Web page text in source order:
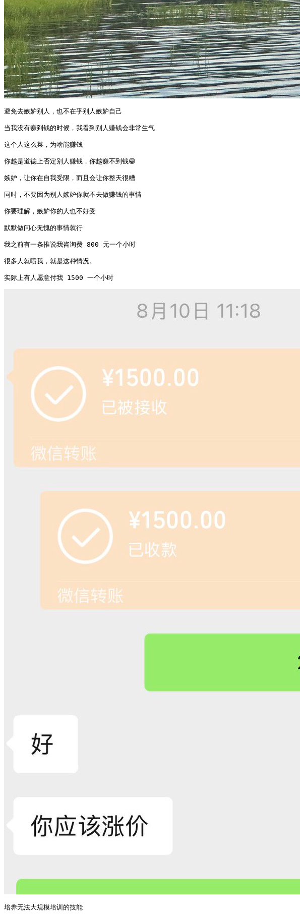
避免去嫉妒别人，也不在乎别人嫉妒自己
当我没有赚到钱的时候，我看到别人赚钱会非常生气
这个人这么菜，为啥能赚钱
你越是道德上否定别人赚钱，你越赚不到钱😁
嫉妒，让你在自我受限，而且会让你整天很糟
同时，不要因为别人嫉妒你就不去做赚钱的事情
你要理解，嫉妒你的人也不好受
默默做问心无愧的事情就行
我之前有一条推说我咨询费 800 元一个小时
很多人就喷我，就是这种情况。
实际上有人愿意付我 1500 一个小时
培养无法大规模培训的技能